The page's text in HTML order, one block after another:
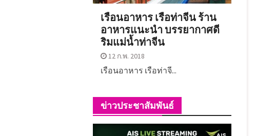
เรือนอาหาร เรือท่าจีน ร้าน
อาหารแนะนำ บรรยากาศดี
ริมแม่น้ำท่าจีน
12 ก.พ. 2018
เรือนอาหาร เรือท่าจี...
ข่าวประชาสัมพันธ์